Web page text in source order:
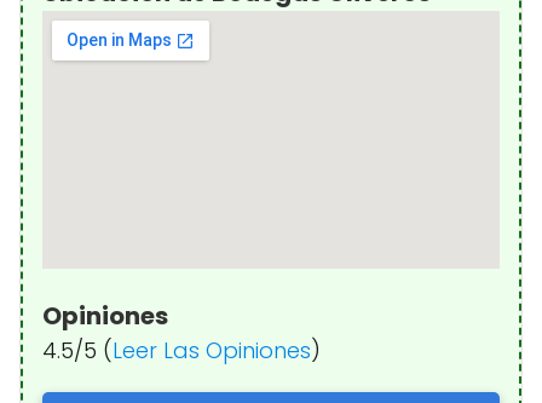
Opiniones
4.5/5 (Leer Las Opiniones)